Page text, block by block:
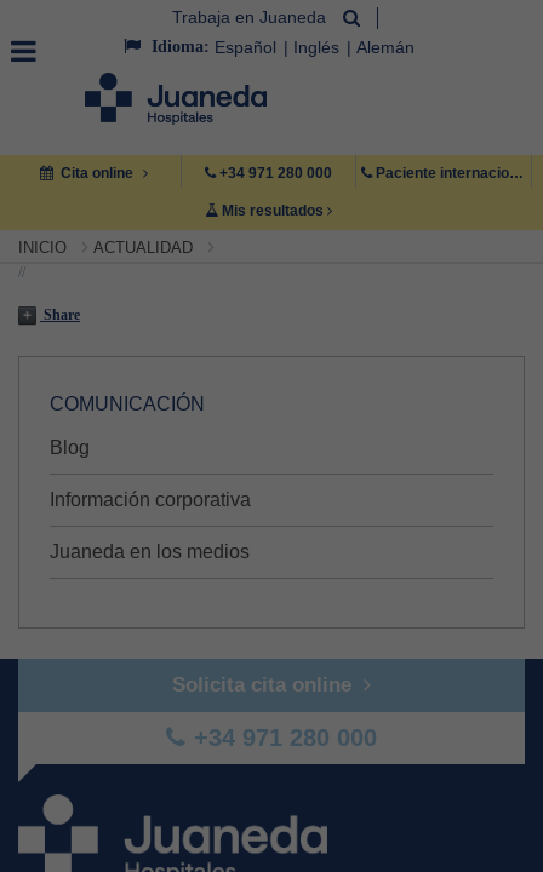
Trabaja en Juaneda
Idioma: Español Inglés Alemán
Cita online +34 971 280 000 Paciente internacional +34 971 222 222
Mis resultados
INICIO ACTUALIDAD
//
Share
COMUNICACIÓN
Blog
Información corporativa
Juaneda en los medios
Solicita cita online
+34 971 280 000